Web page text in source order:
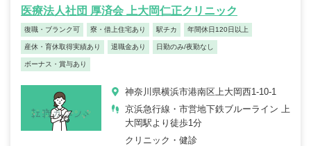
医療法人社団 厚済会 上大岡仁正クリニック
復職・ブランク可 寮・借上住宅あり 駅チカ 年間休日120日以上
産休・育休取得実績あり 退職金あり 日勤のみ/夜勤なし
ボーナス・賞与あり
神奈川県横浜市港南区上大岡西1-10-1
京浜急行線・市営地下鉄ブルーライン 上
大岡駅より徒歩1分
クリニック・健診